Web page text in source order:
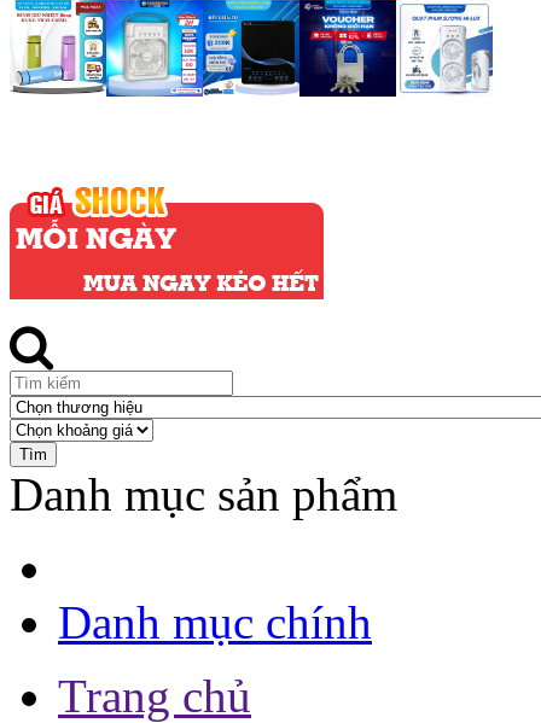
Danh mục sản phẩm
Danh mục chính
Trang chủ